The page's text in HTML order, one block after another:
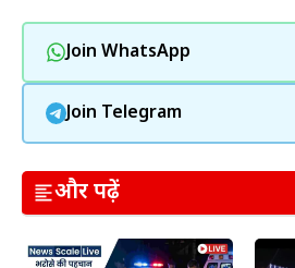
Join WhatsApp
Join Telegram
और पढ़ें